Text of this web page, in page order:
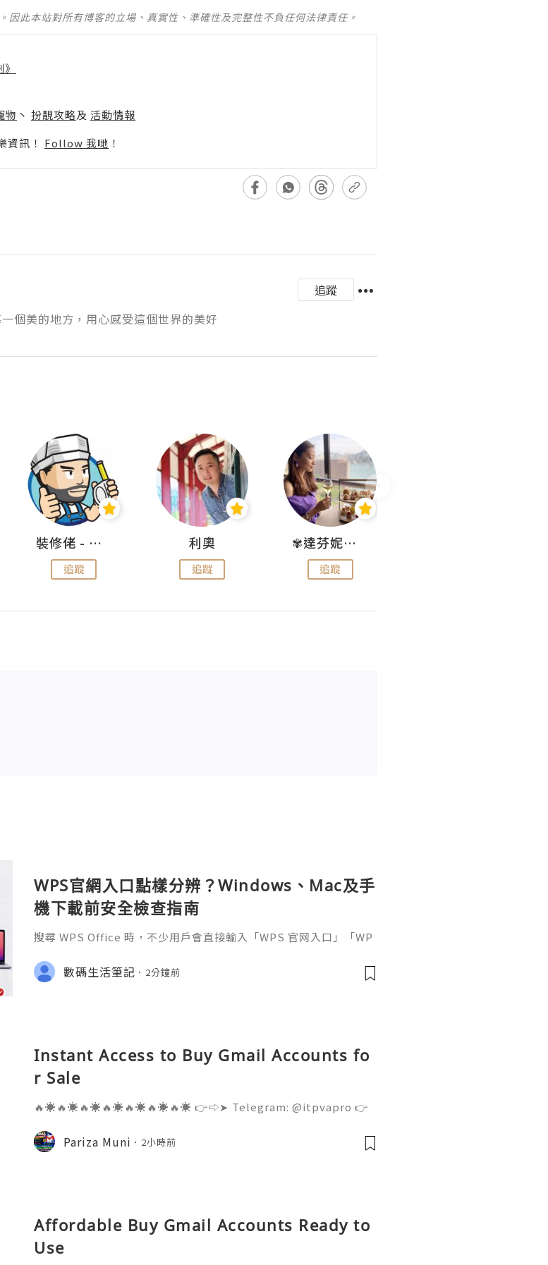
因此本站對所有博客的立場、真實性、準確性及完整性不負任何法律責任。
物 丶 扮靚攻略及 活動情報
訊！ Follow 我哋 ！
追蹤
個美的地方，用心感受這個世界的美好
裝修佬 - 香港一站式網上裝修平台
追蹤
利奧
追蹤
✾達芬妮•愛孩子•愛生活✾
追蹤
WPS官網入口點樣分辨？Windows、Mac及手
機下載前安全檢查指南
搜尋 WPS Office 時，不少用戶會直接輸入「WPS 官网入口」「WP
用程式商店、教學網站、在線文件服務及第三方下載頁面。
數碼生活筆記 2分鐘前
Instant Access to Buy Gmail Accounts fo
r Sale
🔥☀️🔥☀️🔥☀️🔥☀️🔥☀️🔥☀️🔥☀️ 👉⇨➤ Telegram: @itpvapro 👉
ail.com 👉⇨➤ Visit To Website: https://itpvapro.com Gmail i
s one of the most widely used email servi
Pariza Muni 2小時前
Affordable Buy Gmail Accounts Ready to
Use